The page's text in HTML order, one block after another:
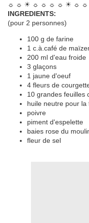
☼ ☼ ☀ ☼ ☼ ☼ ☼ ☀ ☼
INGREDIENTS:
(pour 2 personnes)
100 g de farine
1 c.à.café de
200 ml d'eau froide
3 glaçons
1 jaune d'oeuf
4 fleurs de
10 grandes feuilles
huile neutre pour la
poivre
piment d'espelette
baies rose du
fleur de sel